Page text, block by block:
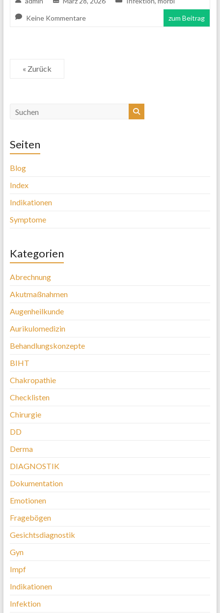
Keine Kommentare zum Beitrag
« Zurück
Seiten
Blog
Index
Indikationen
Symptome
Kategorien
Abrechnung
Akutmaßnahmen
Augenheilkunde
Aurikulomedizin
Behandlungskonzepte
BIHT
Chakropathie
Checklisten
Chirurgie
DD
Derma
DIAGNOSTIK
Dokumentation
Emotionen
Fragebögen
Gesichtsdiagnostik
Gyn
Impf
Indikationen
Infektion